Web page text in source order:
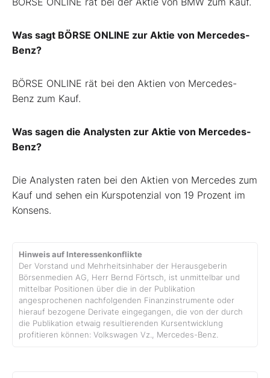
Was sagt BÖRSE ONLINE zur Aktie von Mercedes-
Benz?
BÖRSE ONLINE rät bei den Aktien von Mercedes-
Benz zum Kauf.
Was sagen die Analysten zur Aktie von Mercedes-
Benz?
Die Analysten raten bei den Aktien von Mercedes zum
Kauf und sehen ein Kurspotenzial von 19 Prozent im
Konsens.
Hinweis auf Interessenkonflikte
Der Vorstand und Mehrheitsinhaber der Herausgeberin
Börsenmedien AG, Herr Bernd Förtsch, ist unmittelbar und
mittelbar Positionen über die in der Publikation
angesprochenen nachfolgenden Finanzinstrumente oder
hierauf bezogene Derivate eingegangen, die von der durch
die Publikation etwaig resultierenden Kursentwicklung
profitieren können: Volkswagen Vz., Mercedes-Benz.